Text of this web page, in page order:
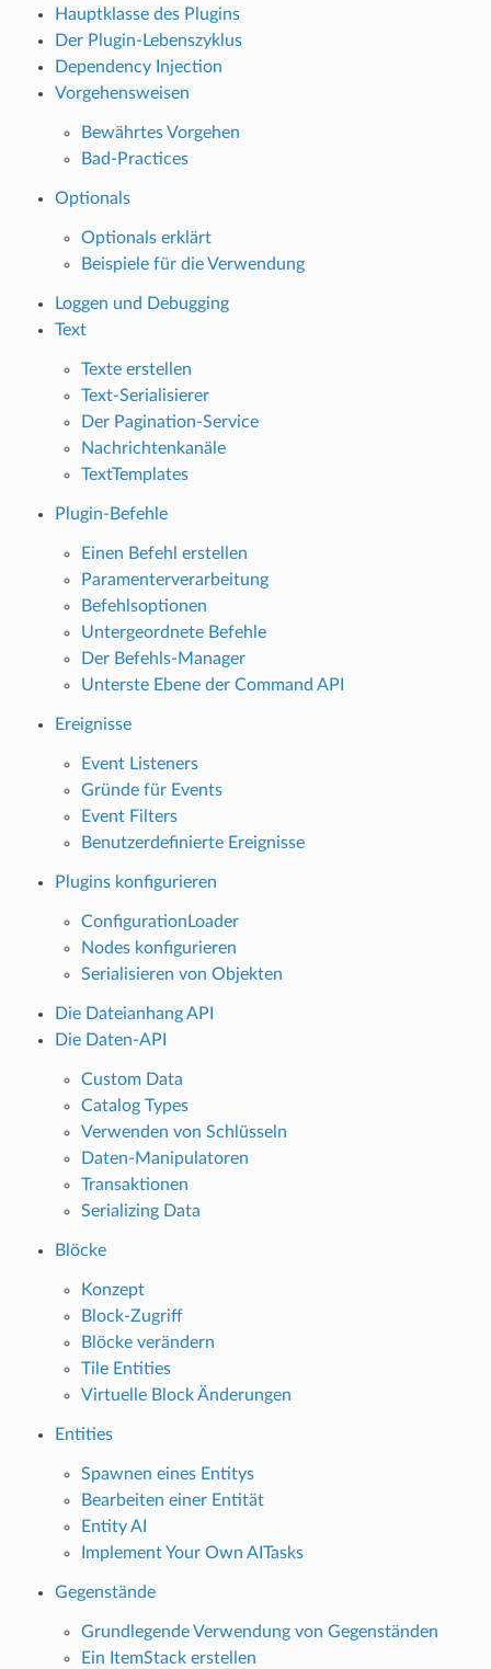
Hauptklasse des Plugins
Der Plugin-Lebenszyklus
Dependency Injection
Vorgehensweisen
Bewährtes Vorgehen
Bad-Practices
Optionals
Optionals erklärt
Beispiele für die Verwendung
Loggen und Debugging
Text
Texte erstellen
Text-Serialisierer
Der Pagination-Service
Nachrichtenkanäle
TextTemplates
Plugin-Befehle
Einen Befehl erstellen
Paramenterverarbeitung
Befehlsoptionen
Untergeordnete Befehle
Der Befehls-Manager
Unterste Ebene der Command API
Ereignisse
Event Listeners
Gründe für Events
Event Filters
Benutzerdefinierte Ereignisse
Plugins konfigurieren
ConfigurationLoader
Nodes konfigurieren
Serialisieren von Objekten
Die Dateianhang API
Die Daten-API
Custom Data
Catalog Types
Verwenden von Schlüsseln
Daten-Manipulatoren
Transaktionen
Serializing Data
Blöcke
Konzept
Block-Zugriff
Blöcke verändern
Tile Entities
Virtuelle Block Änderungen
Entities
Spawnen eines Entitys
Bearbeiten einer Entität
Entity AI
Implement Your Own AITasks
Gegenstände
Grundlegende Verwendung von Gegenständen
Ein ItemStack erstellen